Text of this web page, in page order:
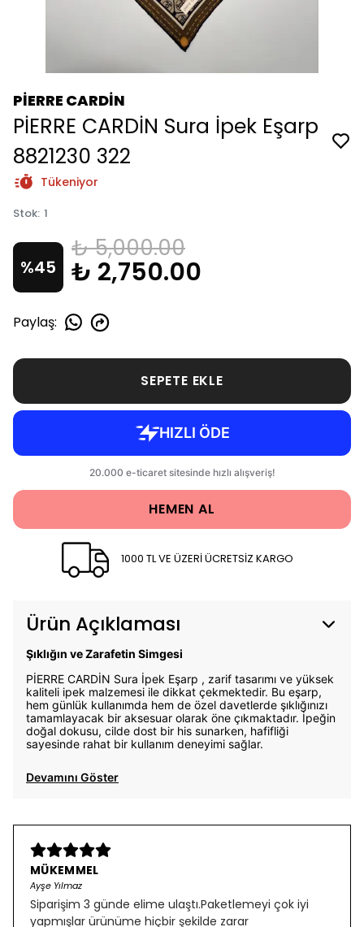
PİERRE CARDİN
PİERRE CARDİN Sura İpek Eşarp
8821230 322
Tükeniyor
Stok: 1
%45
₺ 5,000.00
₺ 2,750.00
Paylaş:
SEPETE EKLE
HEMEN AL
1000 TL VE ÜZERİ ÜCRETSİZ KARGO
Ürün Açıklaması
Şıklığın ve Zarafetin Simgesi
PİERRE CARDİN Sura İpek Eşarp , zarif tasarımı ve yüksek
kaliteli ipek malzemesi ile dikkat çekmektedir. Bu eşarp,
hem günlük kullanımda hem de özel davetlerde şıklığınızı
tamamlayacak bir aksesuar olarak öne çıkmaktadır. İpeğin
doğal dokusu, cilde dost bir his sunarken, hafifliği
sayesinde rahat bir kullanım deneyimi sağlar.
Devamını Göster
MÜKEMMEL
Ayşe Yılmaz
Siparişim 3 günde elime ulaştı.Paketlemeyi çok iyi
yapmışlar ürünüme hiçbir şekilde zarar